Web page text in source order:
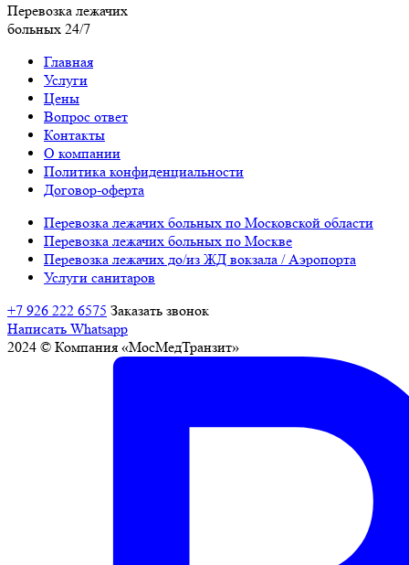
Перевозка лежачих
больных 24/7
Главная
Услуги
Цены
Вопрос ответ
Контакты
О компании
Политика конфиденциальности
Договор-оферта
Перевозка лежачих больных по Московской области
Перевозка лежачих больных по Москве
Перевозка лежачих до/из ЖД вокзала / Аэропорта
Услуги санитаров
+7 926 222 6575 Заказать звонок
Написать Whatsapp
2024 © Компания «МосМедТранзит»